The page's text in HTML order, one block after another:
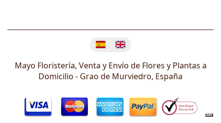
Mayo Floristería, Venta y Envío de Flores y Plantas a
Domicilio - Grao de Murviedro, España